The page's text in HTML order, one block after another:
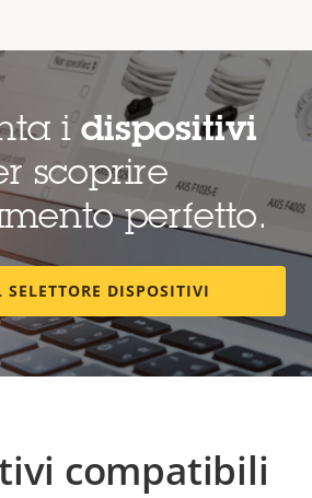
i dispositivi
scoprire
perfetto.
SELETTORE DISPOSITIVI
compatibili